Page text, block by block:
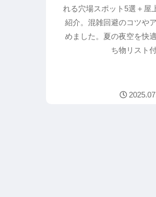
れる穴場スポット5選＋屋
紹介。混雑回避のコツや
めました。夏の夜空を快
ち物リスト